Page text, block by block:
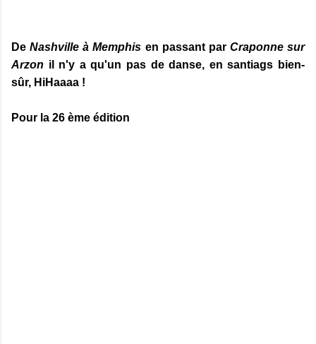
De Nashville à Memphis en passant par Craponne sur
Arzon il n'y a qu'un pas de danse, en santiags bien-
sûr, HiHaaaa !
Pour la 26 ème édition